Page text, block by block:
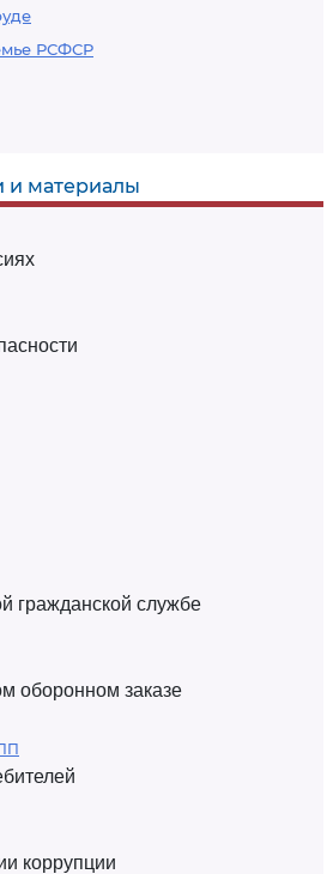
РСФСР
и материалы
гражданской службе
оборонном заказе
коррупции